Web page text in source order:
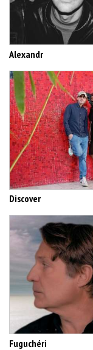
Alexandr
Discover
Fuguchéri